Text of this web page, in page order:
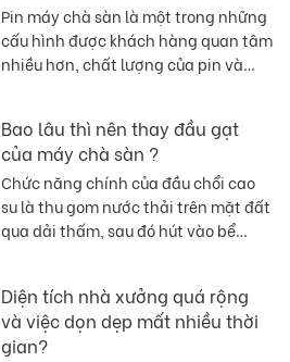
Pin máy chà sàn là một trong những
cấu hình được khách hàng quan tâm
nhiều hơn, chất lượng của pin và
Bao lâu thì nên thay đầu gạt
của máy chà sàn ?
Chức năng chính của đầu chổi cao
su là thu gom nước thải trên mặt đất
qua dải thấm, sau đó hút vào bể
chổi cao su, nếu không sẽ làm cho
nước không sạch
Diện tích nhà xưởng quá rộng
và việc dọn dẹp mất nhiều thời
gian?